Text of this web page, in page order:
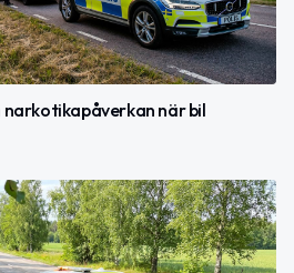
när bil